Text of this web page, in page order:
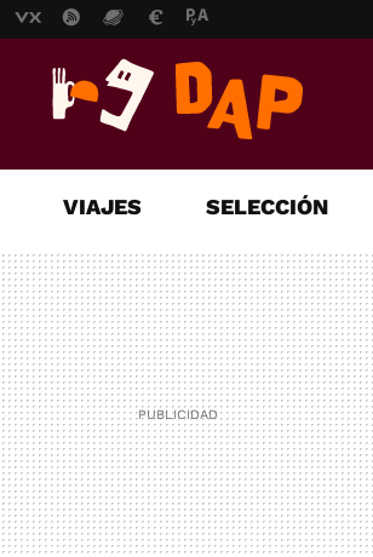
VIAJES SELECCIÓN